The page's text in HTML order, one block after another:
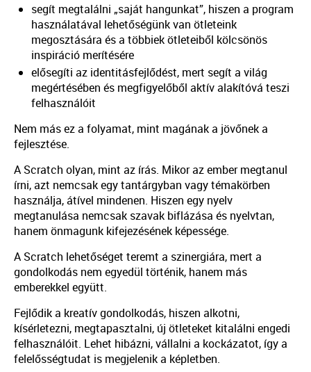
segít megtalálni „saját hangunkat”, hiszen a program
használatával lehetőségünk van ötleteink
megosztására és a többiek ötleteiből kölcsönös
inspiráció merítésére
elősegíti az identitásfejlődést, mert segít a világ
megértésében és megfigyelőből aktív alakítóvá teszi
felhasználóit
Nem más ez a folyamat, mint magának a jövőnek a
fejlesztése.
A Scratch olyan, mint az írás. Mikor az ember megtanul
írni, azt nemcsak egy tantárgyban vagy témakörben
használja, átível mindenen. Hiszen egy nyelv
megtanulása nemcsak szavak biflázása és nyelvtan,
hanem önmagunk kifejezésének képessége.
A Scratch lehetőséget teremt a szinergiára, mert a
gondolkodás nem egyedül történik, hanem más
emberekkel együtt.
Fejlődik a kreatív gondolkodás, hiszen alkotni,
kísérletezni, megtapasztalni, új ötleteket kitalálni engedi
felhasználóit. Lehet hibázni, vállalni a kockázatot, így a
felelősségtudat is megjelenik a képletben.